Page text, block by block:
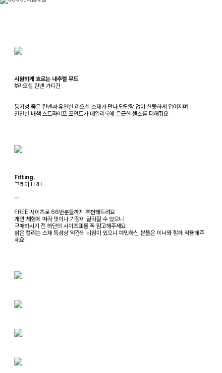
시원하게 흐르는 내추럴 무드
#리오셀 린넨 가디건
통기성 좋은 린넨과 유연한 리오셀 소재가 만나 답답함 없이 산뜻하게 입어지며
잔잔한 배색 스트라이프 포인트가 데일리룩에 은근한 센스를 더해줘요
Fitting.
그레이 FREE
ㅡ
FREE 사이즈로 66반분들까지 추천해드려요
개인 체형에 따라 핏이나 기장이 달라질 수 있으니
구매하시기 전 하단의 사이즈표를 꼭 참고해주세요
밝은 컬러는 소재 특성상 약간의 비침이 있으니 예민하신 분들은 이너와 함께 착용해주
세요